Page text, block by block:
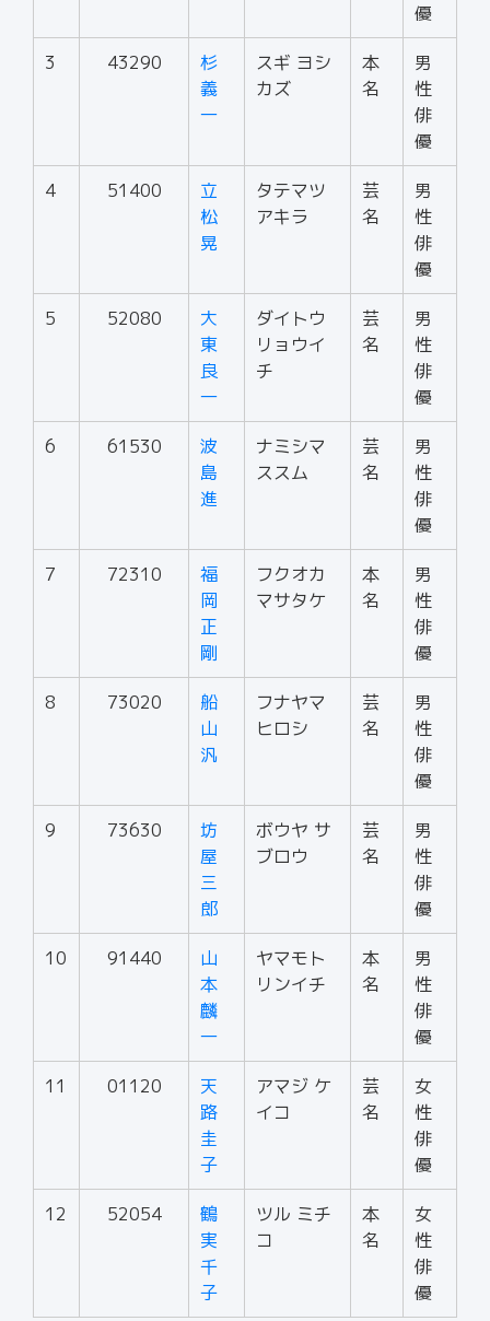
優
3 43290
杉
義
一
スギ ヨシ
カズ
本
名
男
性
俳
優
4 51400
立
松
晃
タテマツ
アキラ
芸
名
男
性
俳
優
5 52080
大
東
良
一
ダイトウ
リョウイ
チ
芸
名
男
性
俳
優
6 61530
波
島
進
ナミシマ
ススム
芸
名
男
性
俳
優
7 72310
福
岡
正
剛
フクオカ
マサタケ
本
名
男
性
俳
優
8 73020
船
山
汎
フナヤマ
ヒロシ
芸
名
男
性
俳
優
9 73630
坊
屋
三
郎
ボウヤ サ
ブロウ
芸
名
男
性
俳
優
10 91440
山
本
麟
一
ヤマモト
リンイチ
本
名
男
性
俳
優
11 01120
天
路
圭
子
アマジ ケ
イコ
芸
名
女
性
俳
優
12 52054
鶴
実
千
子
ツル ミチ
コ
本
名
女
性
俳
優